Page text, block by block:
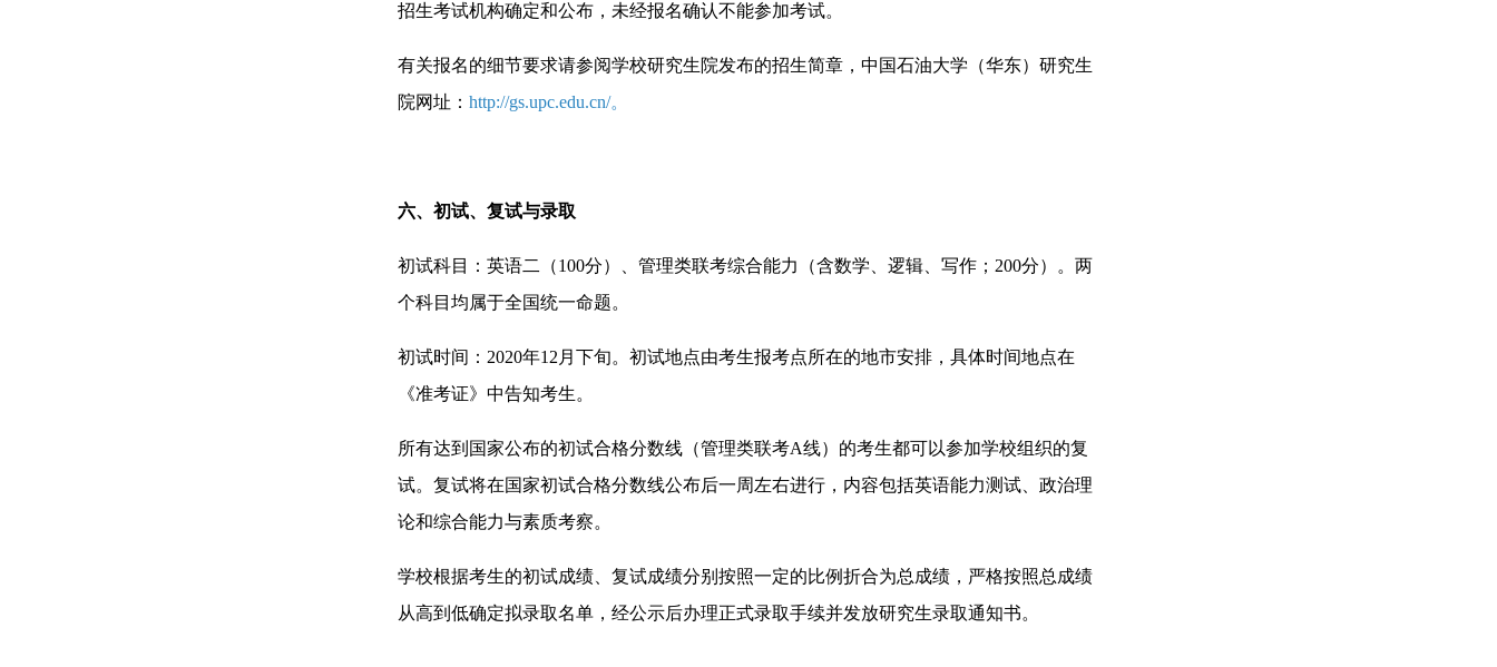
招生考试机构确定和公布，未经报名确认不能参加考试。
有关报名的细节要求请参阅学校研究生院发布的招生简章，中国石油大学（华东）研究生
院网址： http://gs.upc.edu.cn/。
六、初试、复试与录取
初试科目：英语二（100分）、管理类联考综合能力（含数学、逻辑、写作；200分）。两
个科目均属于全国统一命题。
初试时间：2020年12月下旬。初试地点由考生报考点所在的地市安排，具体时间地点在
《准考证》中告知考生。
所有达到国家公布的初试合格分数线（管理类联考A线）的考生都可以参加学校组织的复
试。复试将在国家初试合格分数线公布后一周左右进行，内容包括英语能力测试、政治理
论和综合能力与素质考察。
学校根据考生的初试成绩、复试成绩分别按照一定的比例折合为总成绩，严格按照总成绩
从高到低确定拟录取名单，经公示后办理正式录取手续并发放研究生录取通知书。